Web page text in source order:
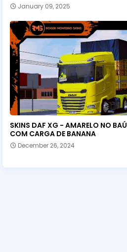
January 09, 2025
SKINS DAF XG - AMARELO NO
COM CARGA DE BANANA
December 26, 2024